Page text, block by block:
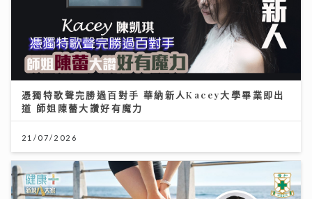
憑獨特歌聲完勝過百對手 華納新人Kacey大學畢業即出
道 師姐陳蕾大讚好有魔力
21/07/2026